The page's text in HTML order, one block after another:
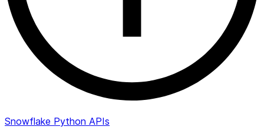
Snowflake Python APIs